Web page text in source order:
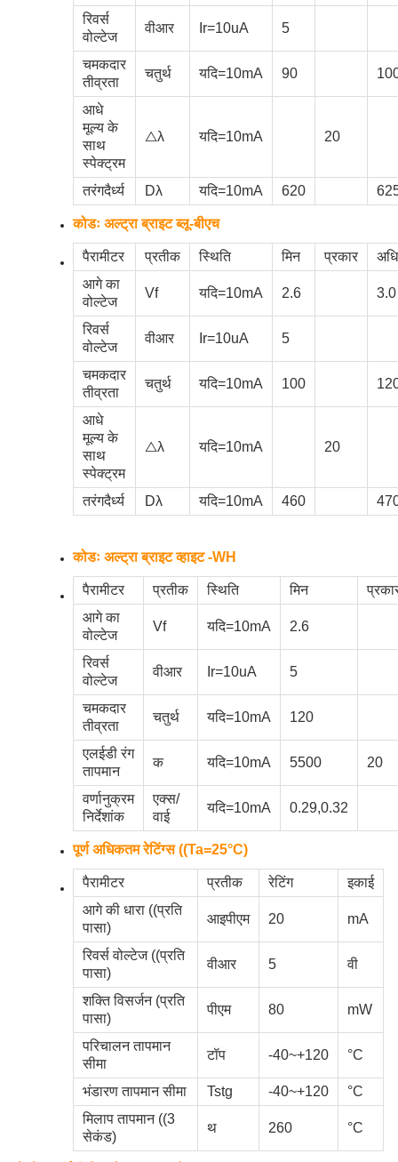
रिवर्स
वोल्टेज
वीआर Ir=10uA 5
चमकदार
तीव्रता
चतुर्थ यदि=10mA 90
आधे
मूल्य के
साथ
स्पेक्ट्रम
△λ यदि=10mA 20
तरंगदैर्ध्य Dλ यदि=10mA 620
कोडः अल्ट्रा ब्राइट ब्लू-बीएच
पैरामीटर प्रतीक स्थिति मिन प्रकार
आगे का
वोल्टेज
Vf यदि=10mA 2.6 3.0
रिवर्स
वोल्टेज
वीआर Ir=10uA 5
चमकदार
तीव्रता
चतुर्थ यदि=10mA 100
आधे
मूल्य के
साथ
स्पेक्ट्रम
△λ यदि=10mA 20
तरंगदैर्ध्य Dλ यदि=10mA 460
कोडः अल्ट्रा ब्राइट व्हाइट -WH
पैरामीटर प्रतीक स्थिति मिन
आगे का
वोल्टेज
Vf यदि=10mA 2.6
रिवर्स
वोल्टेज
वीआर Ir=10uA 5
चमकदार
तीव्रता
चतुर्थ यदि=10mA 120
एलईडी रंग
तापमान
क यदि=10mA 5500 20
वर्णानुक्रम
निर्देशांक
एक्स/
वाई
यदि=10mA 0.29,0.32
पूर्ण अधिकतम रेटिंग्स ((Ta=25°C)
पैरामीटर प्रतीक रेटिंग
इकाई
आगे की धारा ((प्रति
पासा)
आइपीएम 20 mA
रिवर्स वोल्टेज ((प्रति
पासा)
वीआर 5 वी
शक्ति विसर्जन (प्रति
पासा)
पीएम 80 mW
परिचालन तापमान
सीमा
टॉप -40~+120 °C
भंडारण तापमान सीमा Tstg -40~+120
°C
मिलाप तापमान ((3
सेकंड)
थ 260 °C